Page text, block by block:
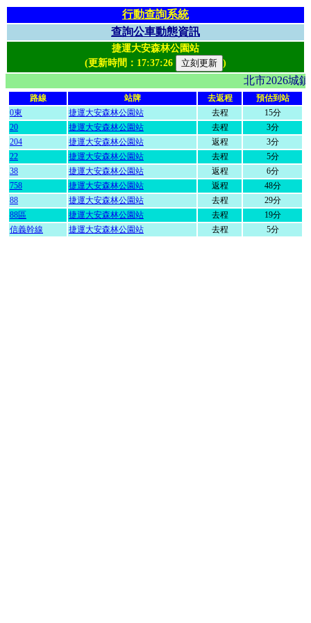
行動查詢系統
查詢公車動態資訊
捷運大安森林公園站
(更新時間： 17:37:26 )
北市2026
路線 站牌 去返程
預估到站
0東
捷運大安森林公園站 去程
15分
20
捷運大安森林公園站 去程
3分
204
捷運大安森林公園站 返程
3分
22
捷運大安森林公園站 去程
5分
38
捷運大安森林公園站 返程
6分
758
捷運大安森林公園站 返程
48分
88
捷運大安森林公園站 去程
29分
88區
捷運大安森林公園站 去程
19分
信義幹線
捷運大安森林公園站 去程 5分